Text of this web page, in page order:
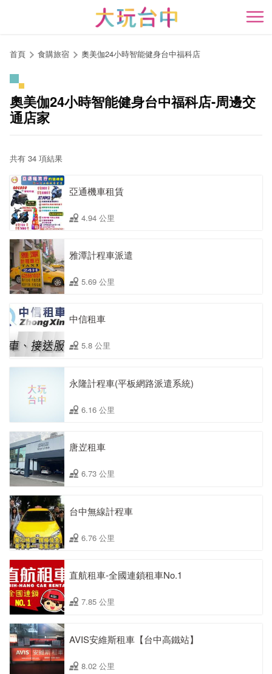
開
首頁 食購旅宿 奧美伽24小時智能健身台中福科店
奧美伽24小時智能健身台中福科店-周邊交
通店家
共有 34 項結果
亞通機車租賃
4.94 公里
雅潭計程車派遣
5.69 公里
中信租車
5.8 公里
永隆計程車(平板網路派遣系統)
6.16 公里
唐岦租車
6.73 公里
台中無線計程車
6.76 公里
直航租車-全國連鎖租車No.1
7.85 公里
AVIS安維斯租車【台中高鐵站】
8.02 公里